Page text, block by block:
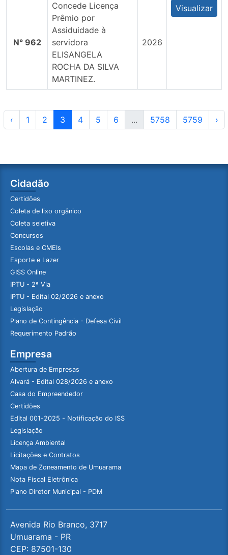
N° 962
Concede Licença
Prêmio por
Assiduidade à
servidora
ELISANGELA
ROCHA DA SILVA
MARTINEZ.
2026
Visualizar
‹ 1 2 3 4 5 6 ... 5758 5759 ›
Cidadão
Certidões
Coleta de lixo orgânico
Coleta seletiva
Concursos
Escolas e CMEIs
Esporte e Lazer
GISS Online
IPTU - 2ª Via
IPTU - Edital 02/2026 e anexo
Legislação
Plano de Contingência - Defesa Civil
Requerimento Padrão
Empresa
Abertura de Empresas
Alvará - Edital 028/2026 e anexo
Casa do Empreendedor
Certidões
Edital 001-2025 - Notificação do ISS
Legislação
Licença Ambiental
Licitações e Contratos
Mapa de Zoneamento de Umuarama
Nota Fiscal Eletrônica
Plano Diretor Municipal - PDM
Avenida Rio Branco, 3717
Umuarama - PR
CEP: 87501-130